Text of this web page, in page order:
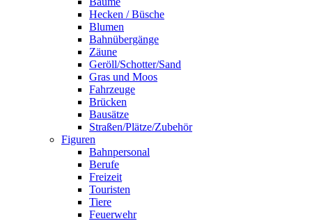
Hecken / Büsche
Blumen
Bahnübergänge
Zäune
Geröll/Schotter/Sand
Gras und Moos
Fahrzeuge
Brücken
Bausätze
Straßen/Plätze/Zubehör
Figuren
Bahnpersonal
Berufe
Freizeit
Touristen
Tiere
Feuerwehr